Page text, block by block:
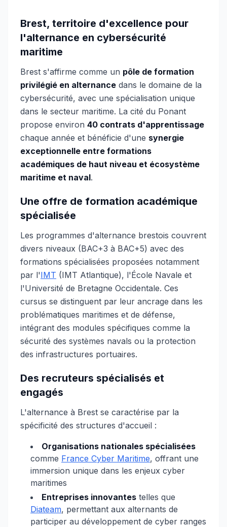
Brest, territoire d'excellence pour
l'alternance en cybersécurité
maritime
Brest s'affirme comme un pôle de formation
privilégié en alternance dans le domaine de la
cybersécurité, avec une spécialisation unique
dans le secteur maritime. La cité du Ponant
propose environ 40 contrats d'apprentissage
chaque année et bénéficie d'une synergie
exceptionnelle entre formations
académiques de haut niveau et écosystème
maritime et naval.
Une offre de formation académique
spécialisée
Les programmes d'alternance brestois couvrent
divers niveaux (BAC+3 à BAC+5) avec des
formations spécialisées proposées notamment
par l'IMT (IMT Atlantique), l'École Navale et
l'Université de Bretagne Occidentale. Ces
cursus se distinguent par leur ancrage dans les
problématiques maritimes et de défense,
intégrant des modules spécifiques comme la
sécurité des systèmes navals ou la protection
des infrastructures portuaires.
Des recruteurs spécialisés et
engagés
L'alternance à Brest se caractérise par la
spécificité des structures d'accueil :
Organisations nationales spécialisées
comme France Cyber Maritime, offrant une
immersion unique dans les enjeux cyber
maritimes
Entreprises innovantes telles que
Diateam, permettant aux alternants de
participer au développement de cyber ranges